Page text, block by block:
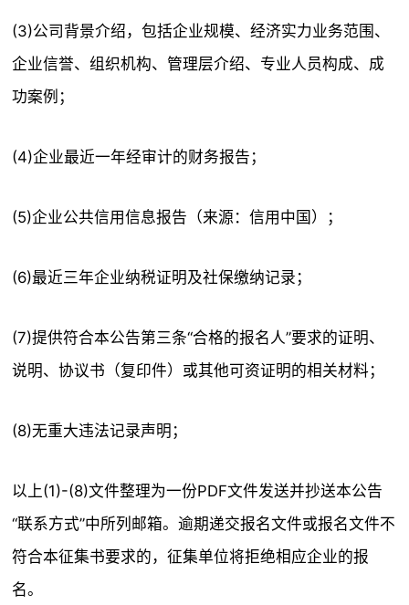
(3)公司背景介绍，包括企业规模、经济实力业务范围、
企业信誉、组织机构、管理层介绍、专业人员构成、成
功案例；
(4)企业最近一年经审计的财务报告；
(5)企业公共信用信息报告（来源：信用中国）；
(6)最近三年企业纳税证明及社保缴纳记录；
(7)提供符合本公告第三条“合格的报名人”要求的证明、
说明、协议书（复印件）或其他可资证明的相关材料；
(8)无重大违法记录声明；
以上(1)-(8)文件整理为一份PDF文件发送并抄送本公告
“联系方式”中所列邮箱。逾期递交报名文件或报名文件不
符合本征集书要求的，征集单位将拒绝相应企业的报
名。